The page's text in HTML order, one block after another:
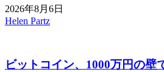
2026年8月6日
Helen Partz
ビットコイン、1000万円の